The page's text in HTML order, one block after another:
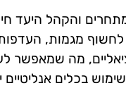
והקהל היעד
לחשוף מגמות,
מה שמאפשר
בכלים אנליטיים